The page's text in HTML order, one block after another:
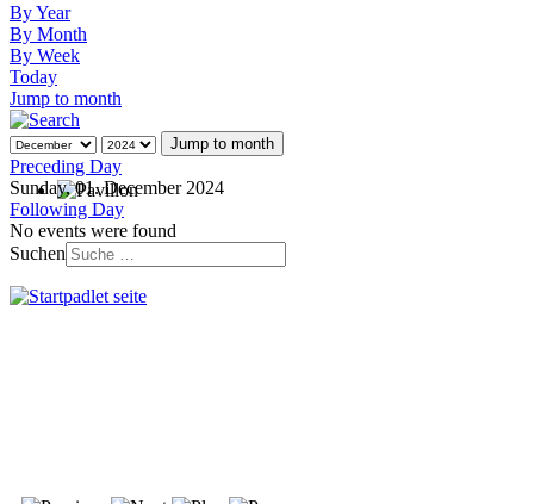
By Year
By Month
By Week
Today
Jump to month
Jump to month
Preceding Day
Sunday, 01. December 2024
Following Day
No events were found
Suchen